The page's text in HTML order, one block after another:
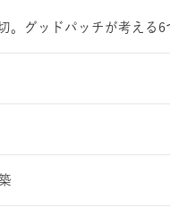
。グッドパッチが考える6